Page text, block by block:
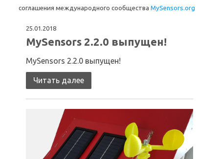
соглашения международного сообщества MySensors.org
25.01.2018
MySensors 2.2.0 выпущен!
MySensors 2.2.0 выпущен!
Читать далее